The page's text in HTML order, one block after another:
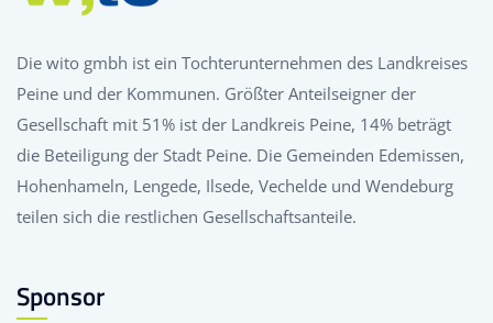
Die wito gmbh ist ein Tochterunternehmen des Landkreises
Peine und der Kommunen. Größter Anteilseigner der
Gesellschaft mit 51% ist der Landkreis Peine, 14% beträgt
die Beteiligung der Stadt Peine. Die Gemeinden Edemissen,
Hohenhameln, Lengede, Ilsede, Vechelde und Wendeburg
teilen sich die restlichen Gesellschaftsanteile.
Sponsor